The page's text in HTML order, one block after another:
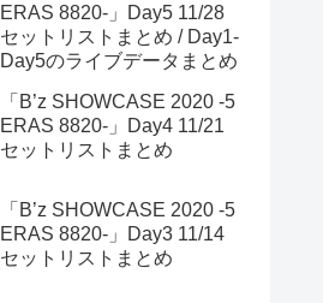
ERAS 8820-」Day5 11/28
セットリストまとめ / Day1-
Day5のライブデータまとめ
「B’z SHOWCASE 2020 -5
ERAS 8820-」Day4 11/21
セットリストまとめ
「B’z SHOWCASE 2020 -5
ERAS 8820-」Day3 11/14
セットリストまとめ